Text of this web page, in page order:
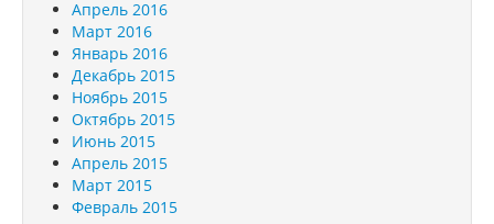
Апрель 2016
Март 2016
Январь 2016
Декабрь 2015
Ноябрь 2015
Октябрь 2015
Июнь 2015
Апрель 2015
Март 2015
Февраль 2015